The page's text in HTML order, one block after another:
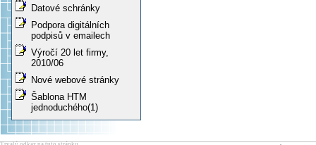
Datové schránky
Podpora digitálních
podpisů v emailech
Výročí 20 let firmy,
2010/06
Nové webové stránky
Šablona HTM
jednoduchého(1)